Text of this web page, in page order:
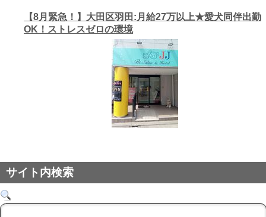
【8月緊急！】大田区羽田:月給27万以上★愛犬同伴出勤
OK！ストレスゼロの環境
サイト内検索